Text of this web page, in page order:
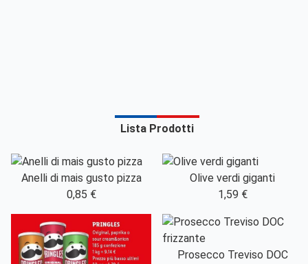
Lista Prodotti
Anelli di mais gusto pizza
0,85 €
Olive verdi giganti
1,59 €
Prosecco Treviso DOC